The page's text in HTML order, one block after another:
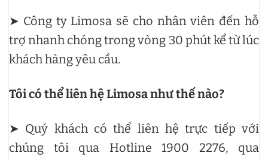
➤ Công ty Limosa sẽ cho nhân viên đến hỗ
trợ nhanh chóng trong vòng 30 phút kể từ lúc
khách hàng yêu cầu.
Tôi có thể liên hệ Limosa như thế nào?
➤ Quý khách có thể liên hệ trực tiếp với
chúng tôi qua Hotline 1900 2276, qua